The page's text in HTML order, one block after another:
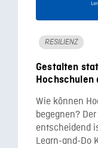
RESILIENZ
Gestalten
Hochschulen
Wie können
begegnen?
entscheidend
Learn-and-Do